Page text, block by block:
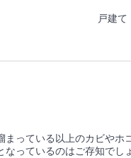
戸建て
っている以上のカビやホ
なっているのはご存知でし